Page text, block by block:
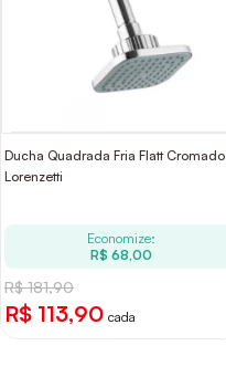
Ducha Quadrada Fria Flatt Cromado
Lorenzetti
Economize:
R$ 68,00
R$ 181,90
R$ 113,90 cada